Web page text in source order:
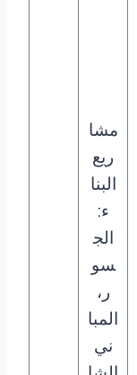
مشا
ريع
البنا
ء:
الج
سو
ر،
المبا
ني